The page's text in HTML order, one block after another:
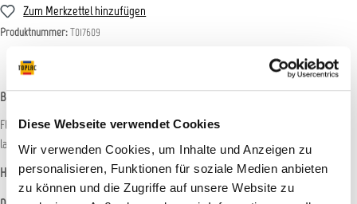
Diese Webseite verwendet Cookies
Wir verwenden Cookies, um Inhalte und Anzeigen zu
personalisieren, Funktionen für soziale Medien anbieten
zu können und die Zugriffe auf unsere Website zu
Zum Merkzettel hinzufügen
Produktnummer:T017609
Beschreibung
Flüssigwachs mit hochentwickelter Hybrid-Keramikformel zur Versiegelung von
lackierten Oberflächen, Chrom und Kunststoffteil…
Mehr
Hersteller-Informationen